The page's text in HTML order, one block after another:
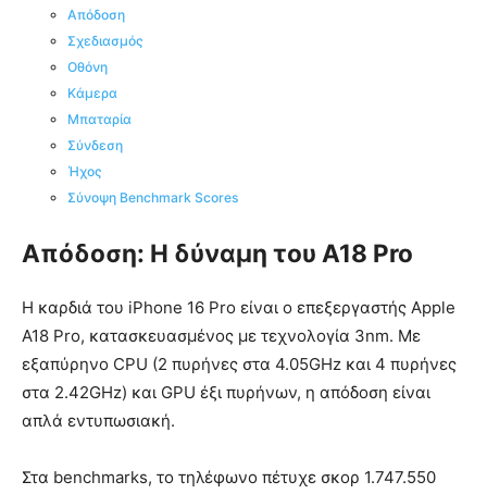
Απόδοση
Σχεδιασμός
Οθόνη
Κάμερα
Μπαταρία
Σύνδεση
Ήχος
Σύνοψη Benchmark Scores
Απόδοση: Η δύναμη του A18 Pro
Η καρδιά του iPhone 16 Pro είναι ο επεξεργαστής Apple
A18 Pro, κατασκευασμένος με τεχνολογία 3nm. Με
εξαπύρηνο CPU (2 πυρήνες στα 4.05GHz και 4 πυρήνες
στα 2.42GHz) και GPU έξι πυρήνων, η απόδοση είναι
απλά εντυπωσιακή.
Στα benchmarks, το τηλέφωνο πέτυχε σκορ 1.747.550